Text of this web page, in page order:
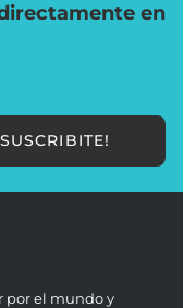
en
por el mundo y